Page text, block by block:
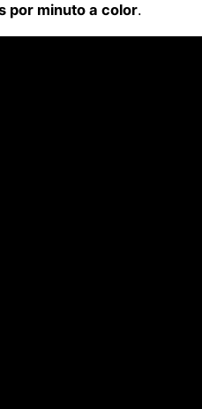
por minuto a color.